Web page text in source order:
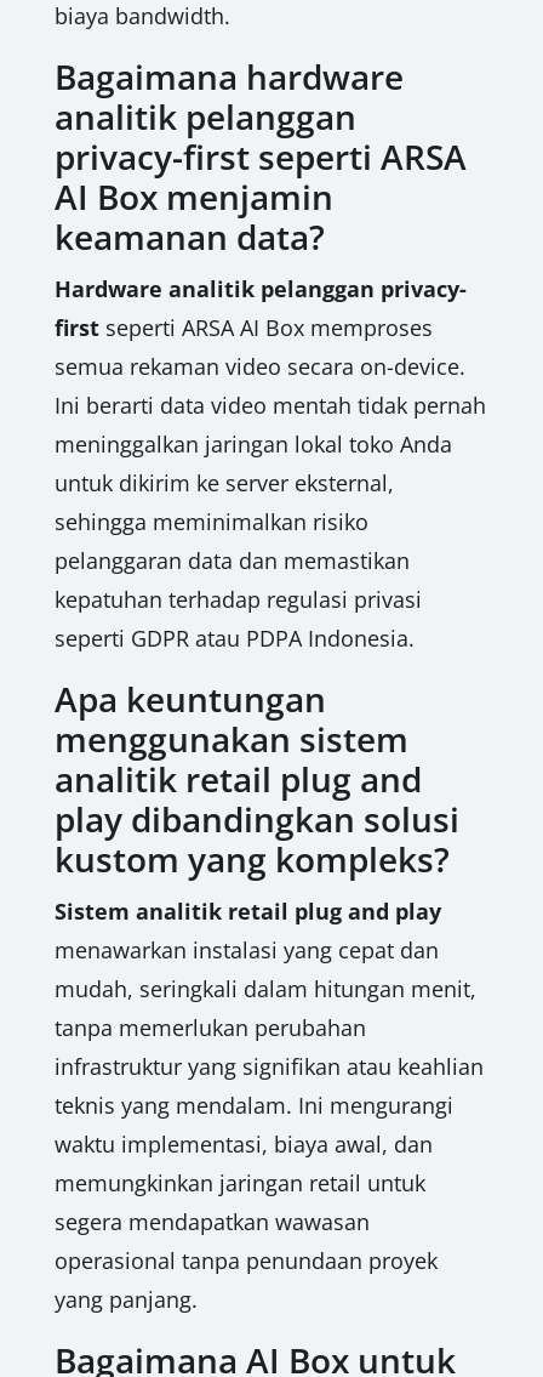
biaya bandwidth.
Bagaimana hardware
analitik pelanggan
privacy-first seperti ARSA
AI Box menjamin
keamanan data?
Hardware analitik pelanggan privacy-
firstseperti ARSA AI Box memproses
semua rekaman video secara on-device.
Ini berarti data video mentah tidak pernah
meninggalkan jaringan lokal toko Anda
untuk dikirim ke server eksternal,
sehingga meminimalkan risiko
pelanggaran data dan memastikan
kepatuhan terhadap regulasi privasi
seperti GDPR atau PDPA Indonesia.
Apa keuntungan
menggunakan sistem
analitik retail plug and
play dibandingkan solusi
kustom yang kompleks?
Sistem analitik retail plug and play
menawarkan instalasi yang cepat dan
mudah, seringkali dalam hitungan menit,
tanpa memerlukan perubahan
infrastruktur yang signifikan atau keahlian
teknis yang mendalam. Ini mengurangi
waktu implementasi, biaya awal, dan
memungkinkan jaringan retail untuk
segera mendapatkan wawasan
operasional tanpa penundaan proyek
yang panjang.
Bagaimana AI Box untuk